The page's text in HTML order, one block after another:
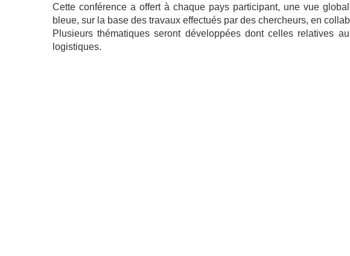
Cette conférence a offert à chaque pays participant, une vue
bleue, sur la base des travaux effectués par des chercheurs, en
Plusieurs thématiques seront développées dont celles relatives
logistiques.